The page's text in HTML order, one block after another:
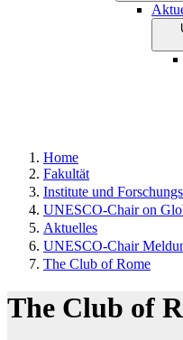
Home
Fakultät
Institute und
UNESCO-Chair on
Aktuelles
UNESCO-Chair
The Club of Rome
The Club of